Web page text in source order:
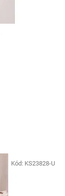
Kód: KS23828-U